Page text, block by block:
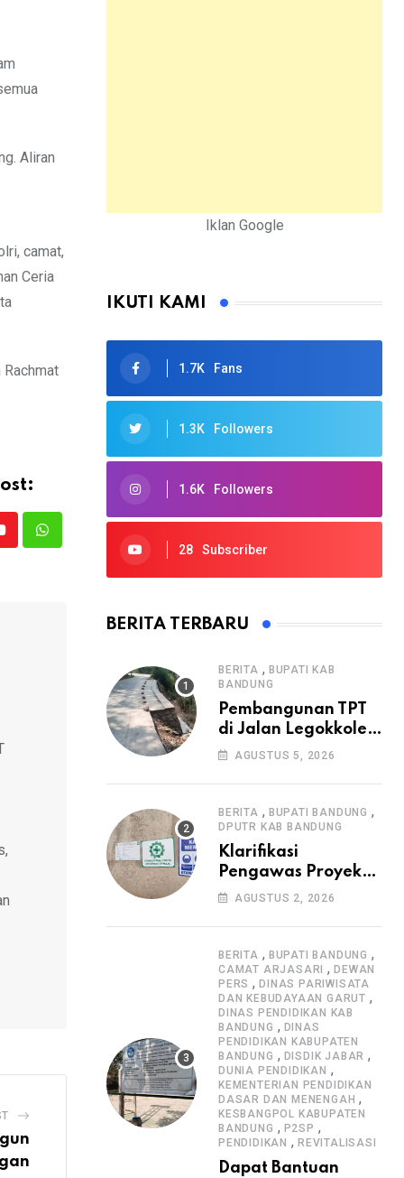
Aliran
camat,
Ceria
Whatsapp
Iklan Google
IKUTI KAMI
1.7K Fans
1.3K Followers
1.6K Followers
28 Subscriber
BERITA TERBARU
BERITA , BUPATI KAB
BANDUNG
Pembangunan TPT
di Jalan Legokkole
Rawabogo Disorot
Tanpa Papan
Informasi Proyek
AGUSTUS 5, 2026
BERITA , BUPATI BANDUNG ,
DPUTR KAB BANDUNG
Klarifikasi
Pengawas Proyek
Citiis Terkait
Pengawasan K3
AGUSTUS 2, 2026
BERITA , BUPATI BANDUNG ,
CAMAT ARJASARI ,DEWAN
PERS ,DINAS PARIWISATA
DAN KEBUDAYAAN GARUT ,
DINAS PENDIDIKAN KAB
BANDUNG , DINAS
PENDIDIKAN KABUPATEN
BANDUNG , DISDIK JABAR ,
DUNIA PENDIDIKAN ,
KEMENTERIAN PENDIDIKAN
DASAR DAN MENENGAH ,
KESBANGPOL KABUPATEN
BANDUNG , P2SP ,
PENDIDIKAN , REVITALISASI
Dapat Bantuan